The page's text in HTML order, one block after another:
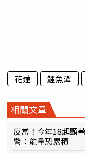
花蓮 鯉魚潭
相關文章
反常！今年18起顯
警：能量恐累積